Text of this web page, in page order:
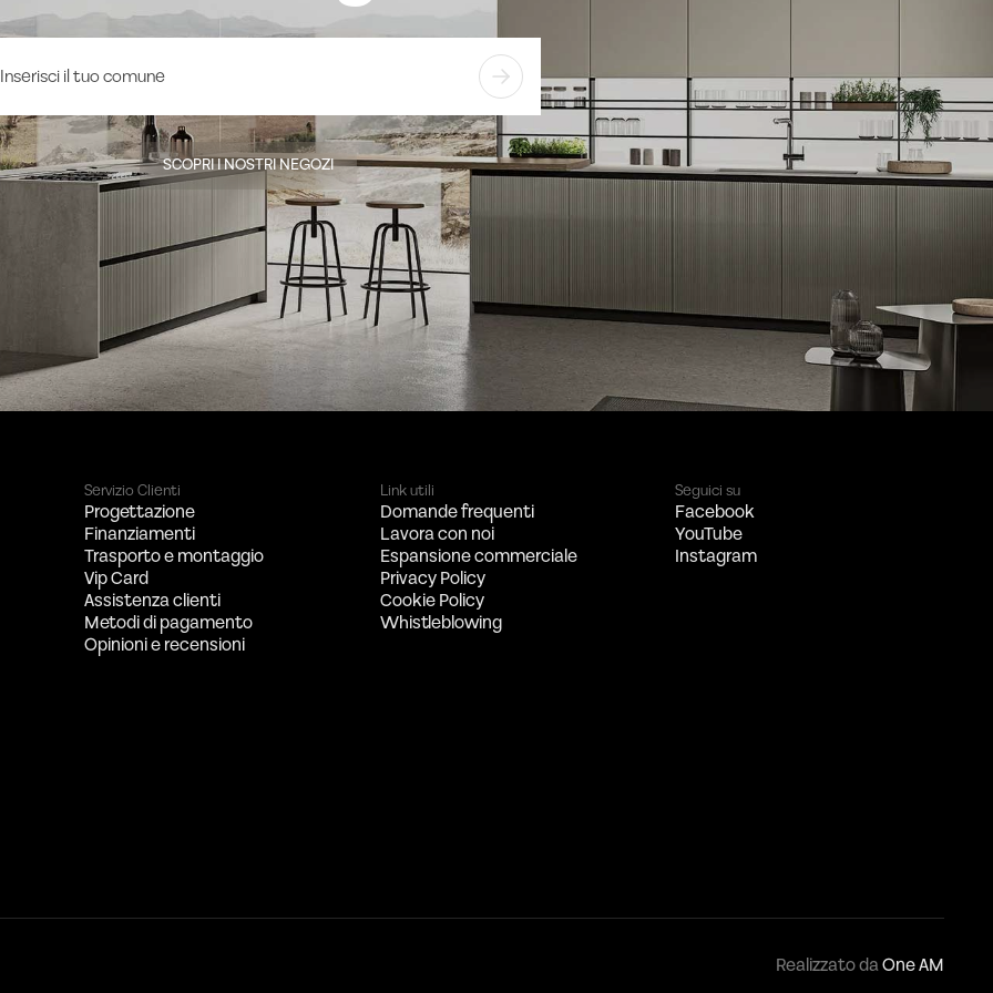
SCOPRI I NOSTRI NEGOZI
Servizio Clienti
Progettazione
Finanziamenti
Trasporto e montaggio
Vip Card
Assistenza clienti
Metodi di pagamento
Opinioni e recensioni
Link utili
Domande frequenti
Lavora con noi
Espansione commerciale
Privacy Policy
Cookie Policy
Whistleblowing
Seguici su
Facebook
YouTube
Instagram
Realizzato daOne AM